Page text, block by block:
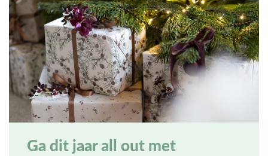
Ga dit jaar all out met